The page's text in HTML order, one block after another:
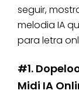
seguir,
melodia IA
para letra
#1.
Midi IA